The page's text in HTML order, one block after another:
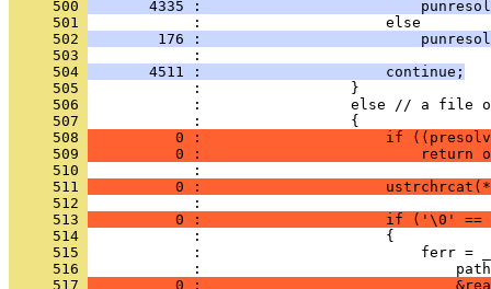
     500
4335 :
     501
     502
176 :
     503
     504
       4511 :                     continue;
     505
     506
     507
     508
0 :                     if
     509
0 :                         return
     510
     511
0 :
     512
     513
0 :                     if ('\0'
     514
     515
     516
     517
0 :